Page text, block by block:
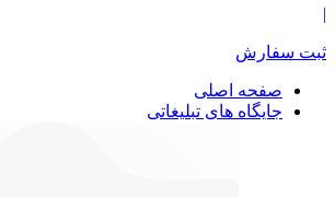
|
ثبت سفارش
صفحه اصلی
جایگاه های تبلیغاتی